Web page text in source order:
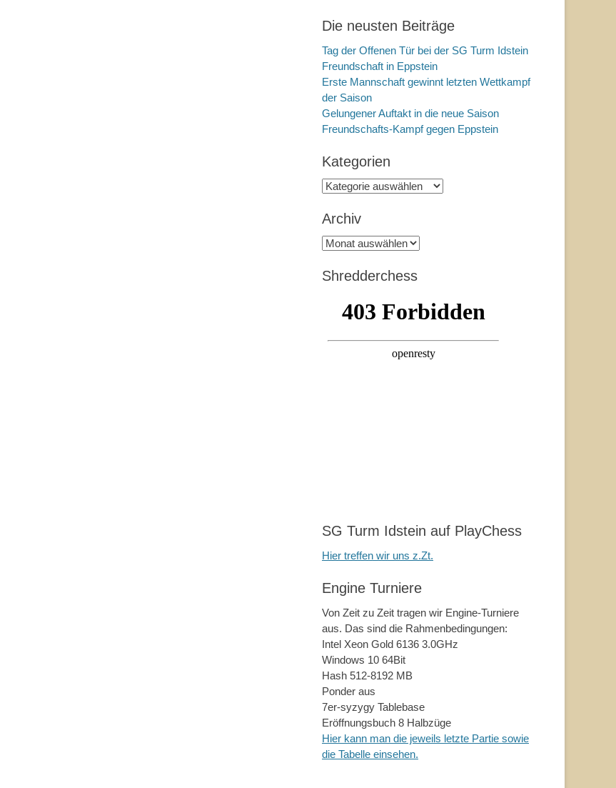
Die neusten Beiträge
Tag der Offenen Tür bei der SG Turm Idstein
Freundschaft in Eppstein
Erste Mannschaft gewinnt letzten Wettkampf
der Saison
Gelungener Auftakt in die neue Saison
Freundschafts-Kampf gegen Eppstein
Kategorien
Kategorien
Archiv
Archiv
Shredderchess
SG Turm Idstein auf PlayChess
Hier treffen wir uns z.Zt.
Engine Turniere
Von Zeit zu Zeit tragen wir Engine-Turniere
aus. Das sind die Rahmenbedingungen:
Intel Xeon Gold 6136 3.0GHz
Windows 10 64Bit
Hash 512-8192 MB
Ponder aus
7er-syzygy Tablebase
Eröffnungsbuch 8 Halbzüge
Hier kann man die jeweils letzte Partie sowie
die Tabelle einsehen.